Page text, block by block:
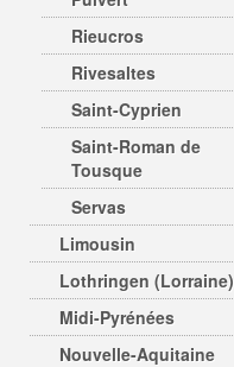
Rieucros
Rivesaltes
Saint-Cyprien
Saint-Roman de
Tousque
Servas
Limousin
Lothringen (Lorraine)
Midi-Pyrénées
Nouvelle-Aquitaine